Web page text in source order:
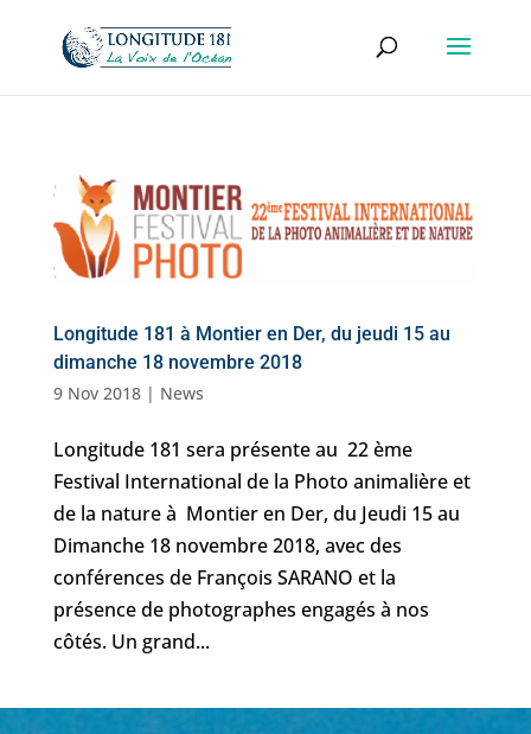
Longitude 181 à Montier en Der, du jeudi 15 au
dimanche 18 novembre 2018
9 Nov 2018| News
Longitude 181 sera présente au 22 ème
Festival International de la Photo animalière et
de la nature à Montier en Der, du Jeudi 15 au
Dimanche 18 novembre 2018, avec des
conférences de François SARANO et la
présence de photographes engagés à nos
côtés. Un grand...